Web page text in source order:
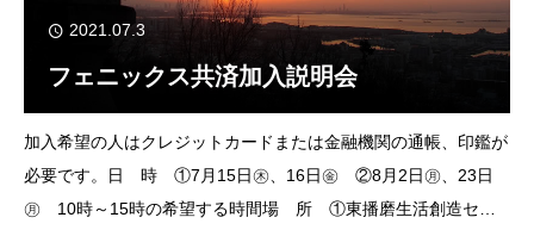
2021.07.3
フェニックス共済加入説明会
加入希望の人はクレジットカードまたは金融機関の通帳、印鑑が
必要です。日 時 ①7月15日㊍、16日㊎ ②8月2日㊊、23日
㊊ 10時～15時の希望する時間場 所 ①東播磨生活創造セン